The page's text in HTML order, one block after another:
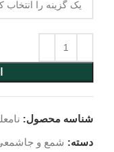
شناسه محصول:
دسته: شمع و